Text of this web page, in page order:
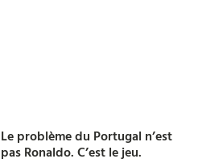
Le problème du Portugal n’est
pas Ronaldo. C’est le jeu.